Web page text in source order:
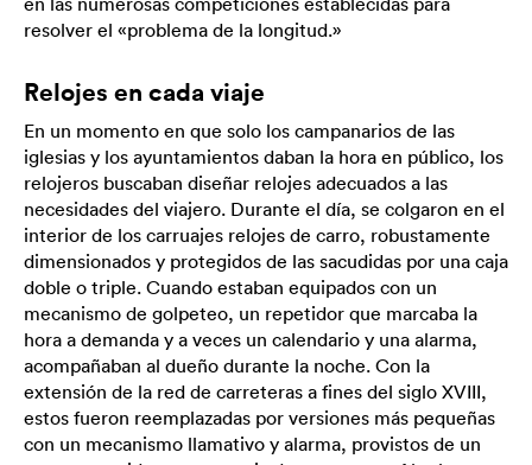
resolver el «problema de la longitud.»
Relojes en cada viaje
En un momento en que solo los campanarios de las
iglesias y los ayuntamientos daban la hora en público, los
relojeros buscaban diseñar relojes adecuados a las
necesidades del viajero. Durante el día, se colgaron en el
interior de los carruajes relojes de carro, robustamente
dimensionados y protegidos de las sacudidas por una caja
doble o triple. Cuando estaban equipados con un
mecanismo de golpeteo, un repetidor que marcaba la
hora a demanda y a veces un calendario y una alarma,
acompañaban al dueño durante la noche. Con la
extensión de la red de carreteras a fines del siglo XVIII,
estos fueron reemplazadas por versiones más pequeñas
con un mecanismo llamativo y alarma, provistos de un